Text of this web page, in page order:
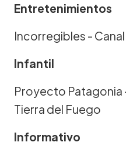
Entretenimientos
Incorregibles -
Infantil
Proyecto Patagonia
Tierra del Fuego
Informativo